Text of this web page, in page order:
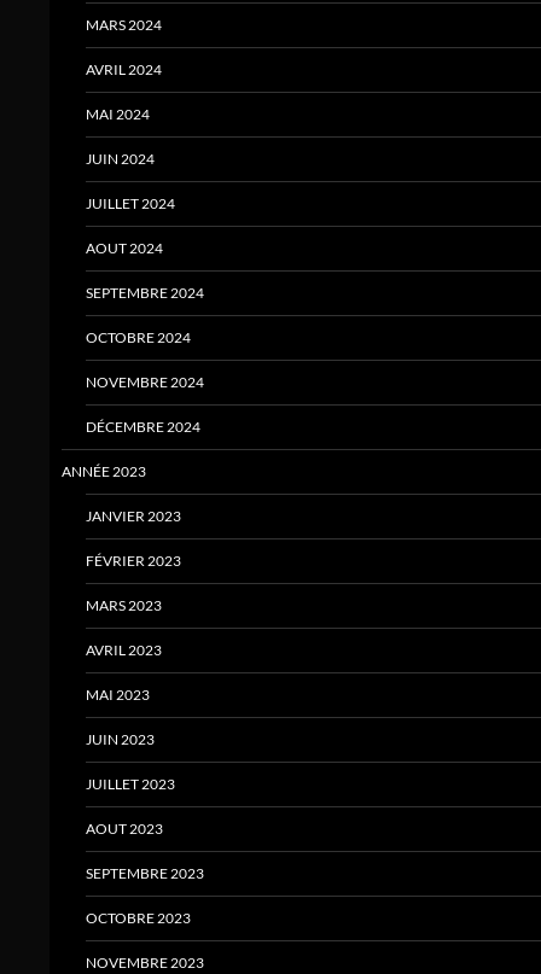
MARS 2024
AVRIL 2024
MAI 2024
JUIN 2024
JUILLET 2024
AOUT 2024
SEPTEMBRE 2024
OCTOBRE 2024
NOVEMBRE 2024
DÉCEMBRE 2024
ANNÉE 2023
JANVIER 2023
FÉVRIER 2023
MARS 2023
AVRIL 2023
MAI 2023
JUIN 2023
JUILLET 2023
AOUT 2023
SEPTEMBRE 2023
OCTOBRE 2023
NOVEMBRE 2023